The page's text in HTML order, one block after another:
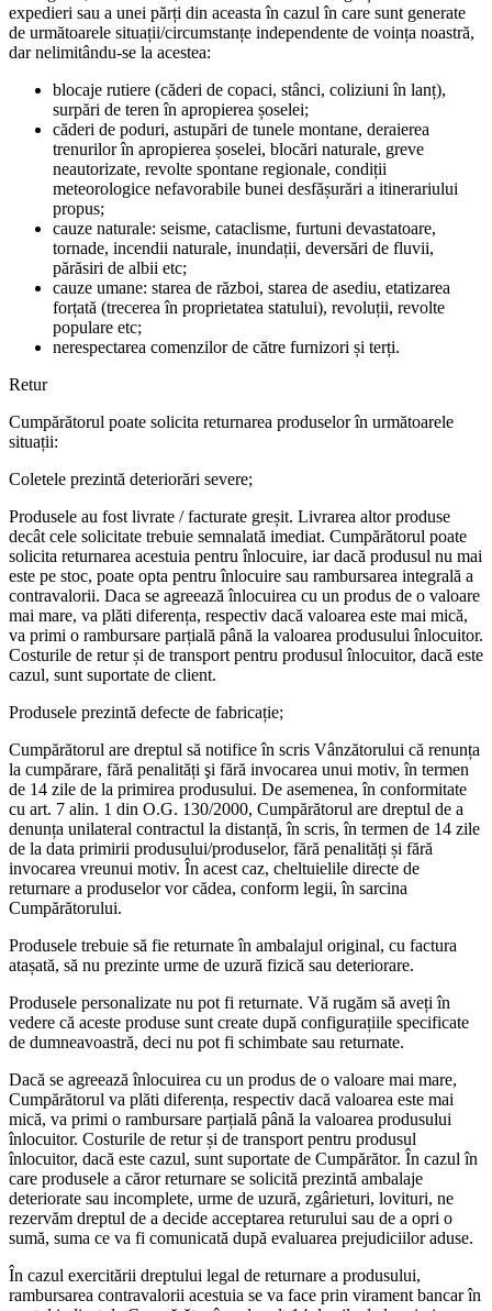
expedieri sau a unei părți din aceasta în cazul în care sunt generate
de următoarele situații/circumstanțe independente de voința noastră,
dar nelimitându-se la acestea:
blocaje rutiere (căderi de copaci, stânci, coliziuni în lanț),
surpări de teren în apropierea șoselei;
căderi de poduri, astupări de tunele montane, deraierea
trenurilor în apropierea șoselei, blocări naturale, greve
neautorizate, revolte spontane regionale, condiții
meteorologice nefavorabile bunei desfășurări a itinerariului
propus;
cauze naturale: seisme, cataclisme, furtuni devastatoare,
tornade, incendii naturale, inundații, deversări de fluvii,
părăsiri de albii etc;
cauze umane: starea de război, starea de asediu, etatizarea
forțată (trecerea în proprietatea statului), revoluții, revolte
populare etc;
nerespectarea comenzilor de către furnizori și terți.
Retur
Cumpărătorul poate solicita returnarea produselor în următoarele
situații:
Coletele prezintă deteriorări severe;
Produsele au fost livrate / facturate greșit. Livrarea altor produse
decât cele solicitate trebuie semnalată imediat. Cumpărătorul poate
solicita returnarea acestuia pentru înlocuire, iar dacă produsul nu mai
este pe stoc, poate opta pentru înlocuire sau rambursarea integrală a
contravalorii. Daca se agreează înlocuirea cu un produs de o valoare
mai mare, va plăti diferența, respectiv dacă valoarea este mai mică,
va primi o rambursare parțială până la valoarea produsului înlocuitor.
Costurile de retur și de transport pentru produsul înlocuitor, dacă este
cazul, sunt suportate de client.
Produsele prezintă defecte de fabricație;
Cumpărătorul are dreptul să notifice în scris Vânzătorului că renunța
la cumpărare, fără penalități şi fără invocarea unui motiv, în termen
de 14 zile de la primirea produsului. De asemenea, în conformitate
cu art. 7 alin. 1 din O.G. 130/2000, Cumpărătorul are dreptul de a
denunța unilateral contractul la distanță, în scris, în termen de 14 zile
de la data primirii produsului/produselor, fără penalități și fără
invocarea vreunui motiv. În acest caz, cheltuielile directe de
returnare a produselor vor cădea, conform legii, în sarcina
Cumpărătorului.
Produsele trebuie să fie returnate în ambalajul original, cu factura
atașată, să nu prezinte urme de uzură fizică sau deteriorare.
Produsele personalizate nu pot fi returnate. Vă rugăm să aveți în
vedere că aceste produse sunt create după configurațiile specificate
de dumneavoastră, deci nu pot fi schimbate sau returnate.
Dacă se agreează înlocuirea cu un produs de o valoare mai mare,
Cumpărătorul va plăti diferența, respectiv dacă valoarea este mai
mică, va primi o rambursare parțială până la valoarea produsului
înlocuitor. Costurile de retur și de transport pentru produsul
înlocuitor, dacă este cazul, sunt suportate de Cumpărător. În cazul în
care produsele a căror returnare se solicită prezintă ambalaje
deteriorate sau incomplete, urme de uzură, zgârieturi, lovituri, ne
rezervăm dreptul de a decide acceptarea returului sau de a opri o
sumă, suma ce va fi comunicată după evaluarea prejudiciilor aduse.
În cazul exercitării dreptului legal de returnare a produsului,
rambursarea contravalorii acestuia se va face prin virament bancar în